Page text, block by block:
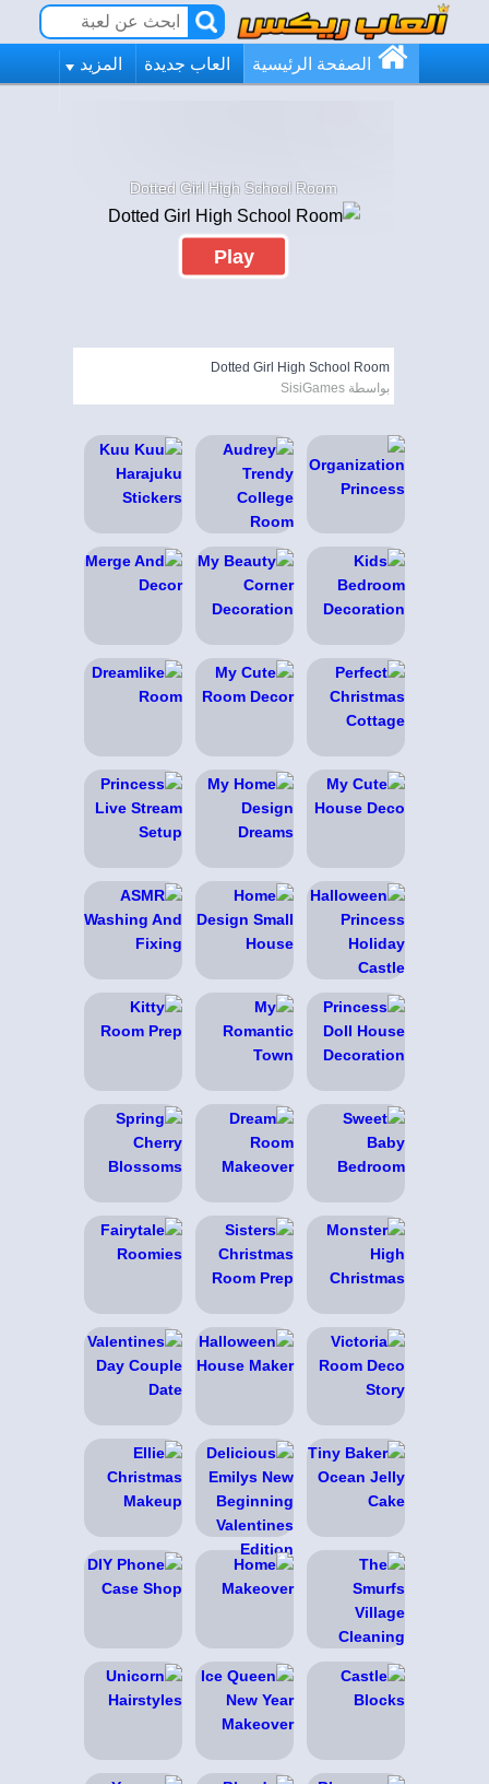
الصفحة الرئيسية العاب جديدة المزيد
Dotted Girl High School Room
Play
Dotted Girl High School Room
بواسطة SisiGames